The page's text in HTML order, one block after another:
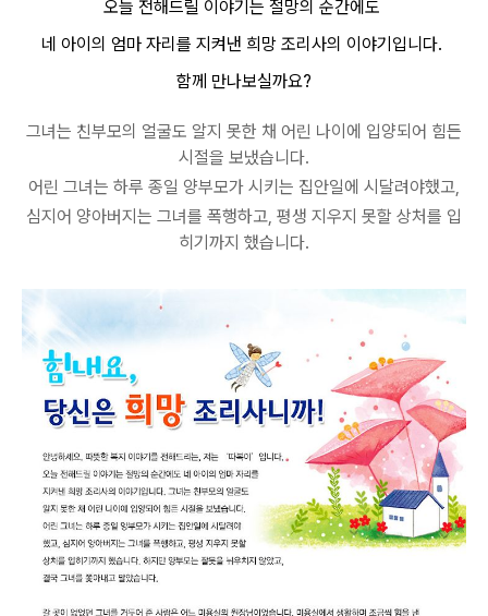
오늘 전해드릴 이야기는 절망의 순간에도
네 아이의 엄마 자리를 지켜낸 희망 조리사의 이야기입니다.
함께 만나보실까요?
그녀는 친부모의 얼굴도 알지 못한 채 어린 나이에 입양되어 힘든
시절을 보냈습니다.
어린 그녀는 하루 종일 양부모가 시키는 집안일에 시달려야했고,
심지어 양아버지는 그녀를 폭행하고, 평생 지우지 못할 상처를 입
히기까지 했습니다.